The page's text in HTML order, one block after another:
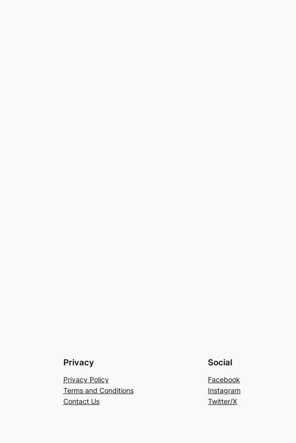
Privacy
Privacy Policy
Terms and Conditions
Contact Us
Social
Facebook
Instagram
Twitter/X